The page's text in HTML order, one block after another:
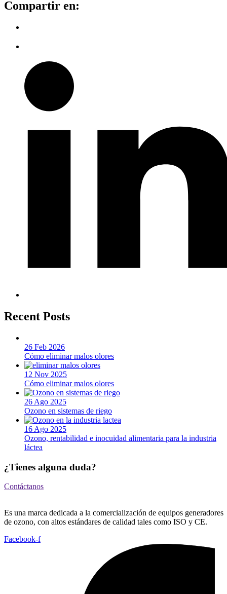
Compartir en:
Recent Posts
26 Feb 2026
Cómo eliminar malos olores
12 Nov 2025
Cómo eliminar malos olores
26 Ago 2025
Ozono en sistemas de riego
16 Ago 2025
Ozono, rentabilidad e inocuidad alimentaria para la industria
láctea
¿Tienes alguna duda?
Contáctanos
Es una marca dedicada a la comercialización de equipos generadores
de ozono, con altos estándares de calidad tales como ISO y CE.
Facebook-f